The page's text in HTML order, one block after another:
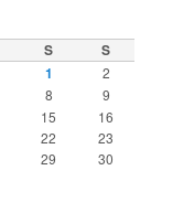
S
S
1
2
8
9
15
16
22
23
29
30